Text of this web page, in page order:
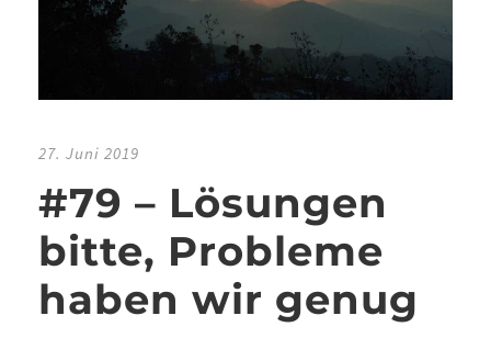
27. Juni 2019
#79 – Lösungen
bitte, Probleme
haben wir genug